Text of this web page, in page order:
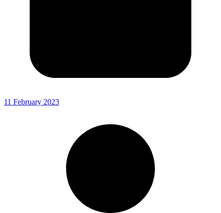
11 February 2023